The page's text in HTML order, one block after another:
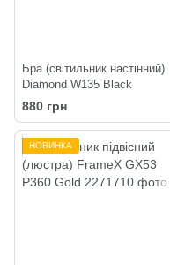
Бра (світильник настінний)
Diamond W135 Black
880 грн
НОВИНКА